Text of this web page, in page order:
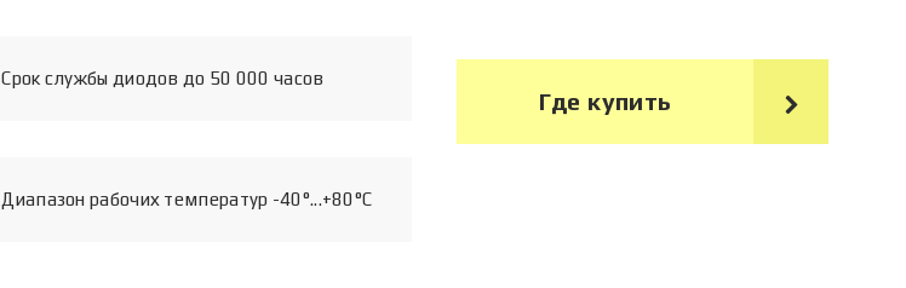
Срок службы диодов до 50 000 часов
Диапазон рабочих температур -40°...+80°C
Где купить